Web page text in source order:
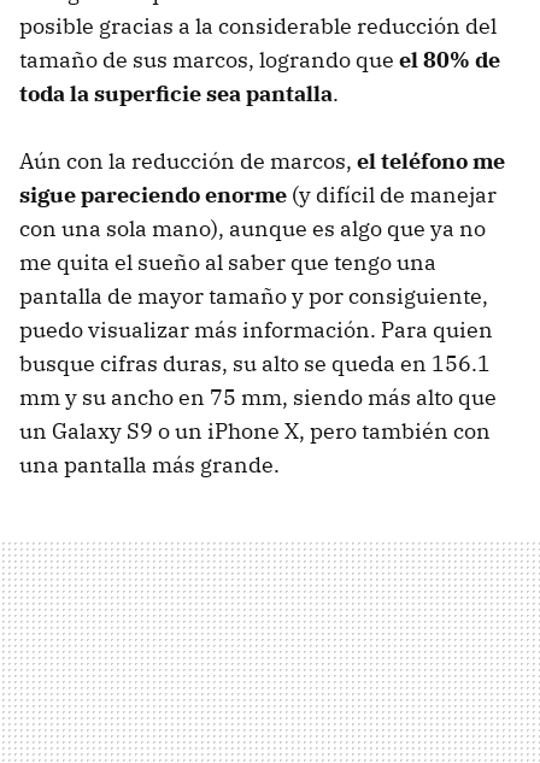
posible gracias a la considerable reducción del
tamaño de sus marcos, logrando que el 80% de
toda la superficie sea pantalla.
Aún con la reducción de marcos, el teléfono me
sigue pareciendo enorme (y difícil de manejar
con una sola mano), aunque es algo que ya no
me quita el sueño al saber que tengo una
pantalla de mayor tamaño y por consiguiente,
puedo visualizar más información. Para quien
busque cifras duras, su alto se queda en 156.1
mm y su ancho en 75 mm, siendo más alto que
un Galaxy S9 o un iPhone X, pero también con
una pantalla más grande.